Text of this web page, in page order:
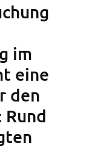
im
eine
den